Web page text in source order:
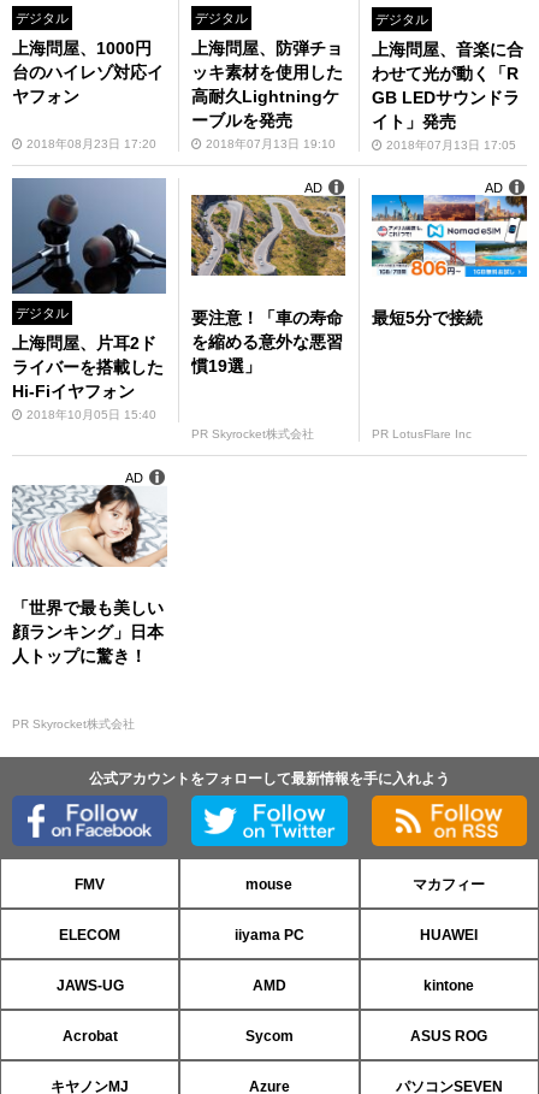
デジタル
上海問屋、1000円
台のハイレゾ対応イ
ヤフォン
2018年08月23日 17:20
デジタル
上海問屋、防弾チョ
ッキ素材を使用した
高耐久Lightningケ
ーブルを発売
2018年07月13日 19:10
デジタル
上海問屋、音楽に合
わせて光が動く「R
GB LEDサウンドラ
イト」発売
2018年07月13日 17:05
デジタル
上海問屋、片耳2ド
ライバーを搭載した
Hi-Fiイヤフォン
2018年10月05日 15:40
要注意！「車の寿命
を縮める意外な悪習
慣19選」
PR Skyrocket株式会社
AD
最短5分で接続
PR LotusFlare Inc
AD
「世界で最も美しい
顔ランキング」日本
人トップに驚き！
PR Skyrocket株式会社
AD
公式アカウントをフォローして最新情報を手に入れよう
FMV mouse マカフィー
ELECOM iiyama PC HUAWEI
JAWS-UG AMD kintone
Acrobat Sycom ASUS ROG
キヤノンMJ Azure パソコンSEVEN